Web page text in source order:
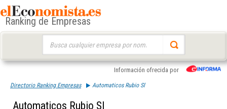
Ranking de Empresas
Información ofrecida por
Directorio Ranking Empresas Automaticos Rubio Sl
Automaticos Rubio Sl